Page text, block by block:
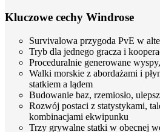
Kluczowe cechy Windrose
Survivalowa przygoda PvE w
Tryb dla jednego gracza i
Proceduralnie generowane
Walki morskie z abordażami i
statkiem a lądem
Budowanie baz, rzemiosło,
Rozwój postaci z statystykami,
kombinacjami ekwipunku
Trzy grywalne statki w obecnej